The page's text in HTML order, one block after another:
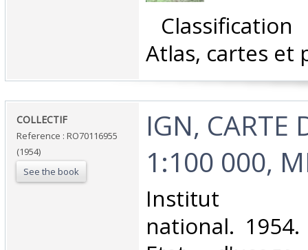
Atlas, cartes et
‎COLLECTIF‎
Reference : RO70116955
(1954)
See the book
‎IGN, CARTE
1:100 000,
‎Institut
national.